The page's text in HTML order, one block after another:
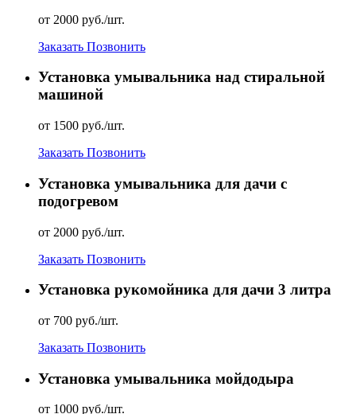
от 2000 руб./шт.
Заказать Позвонить
Установка умывальника над стиральной
машиной
от 1500 руб./шт.
Заказать Позвонить
Установка умывальника для дачи с
подогревом
от 2000 руб./шт.
Заказать Позвонить
Установка рукомойника для дачи 3 литра
от 700 руб./шт.
Заказать Позвонить
Установка умывальника мойдодыра
от 1000 руб./шт.